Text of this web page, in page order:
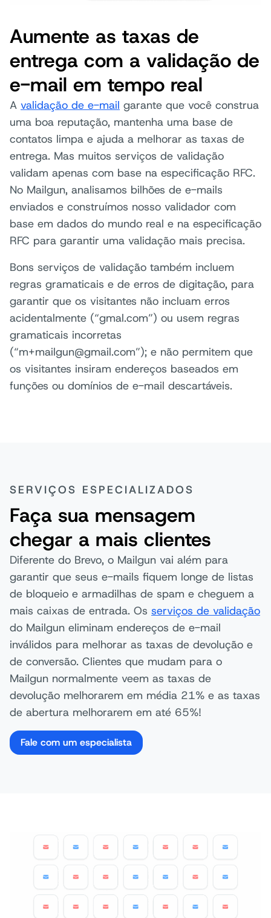
Aumente as taxas de
entrega com a validação de
e-mail em tempo real
A validação de e-mail garante que você construa
uma boa reputação, mantenha uma base de
contatos limpa e ajuda a melhorar as taxas de
entrega. Mas muitos serviços de validação
validam apenas com base na especificação RFC.
No Mailgun, analisamos bilhões de e-mails
enviados e construímos nosso validador com
base em dados do mundo real e na especificação
RFC para garantir uma validação mais precisa.
Bons serviços de validação também incluem
regras gramaticais e de erros de digitação, para
garantir que os visitantes não incluam erros
acidentalmente (“gmal.com”) ou usem regras
gramaticais incorretas
(“m+mailgun@gmail.com”); e não permitem que
os visitantes insiram endereços baseados em
funções ou domínios de e-mail descartáveis.
SERVIÇOS ESPECIALIZADOS
Faça sua mensagem
chegar a mais clientes
Diferente do Brevo, o Mailgun vai além para
garantir que seus e-mails fiquem longe de listas
de bloqueio e armadilhas de spam e cheguem a
mais caixas de entrada. Os serviços de validação
do Mailgun eliminam endereços de e-mail
inválidos para melhorar as taxas de devolução e
de conversão. Clientes que mudam para o
Mailgun normalmente veem as taxas de
devolução melhorarem em média 21% e as taxas
de abertura melhorarem em até 65%!
Fale com um especialista